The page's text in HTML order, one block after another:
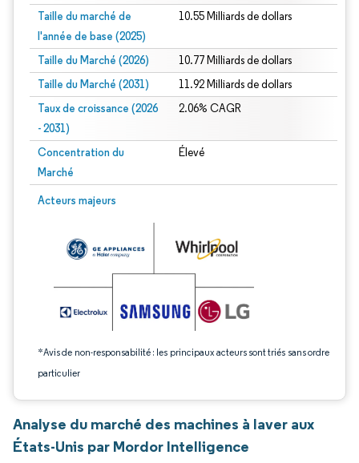
Taille du marché de
l'année de base (2025)
10.55 Milliards de dollars
Taille du Marché (2026) 10.77 Milliards de dollars
Taille du Marché (2031) 11.92 Milliards de dollars
Taux de croissance (2026
- 2031)
2.06% CAGR
Concentration du
Marché
Élevé
Acteurs majeurs
*Avis de non-responsabilité : les principaux acteurs sont triés sans ordre
particulier
Image © Mordor Intelligence. La réutilisation nécessite une attribution sous CC
Analyse du marché des machines à laver aux
États-Unis par Mordor Intelligence